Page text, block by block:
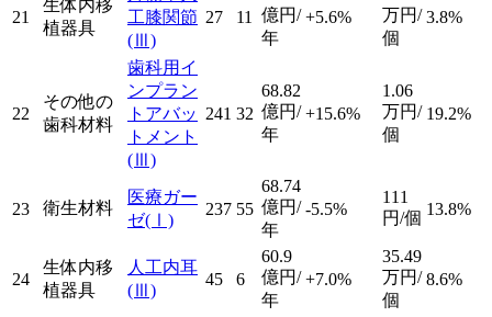
21
生体内移
植器具
工膝関節
(Ⅲ)
27 11
億円/
年
+5.6%
万円/
個
3.8%
22
その他の
歯科材料
歯科用イ
ンプラン
トアバッ
トメント
(Ⅲ)
241 32
68.82
億円/
年
+15.6%
1.06
万円/
個
19.2%
23 衛生材料
医療ガー
ゼ(Ⅰ)
237 55
68.74
億円/
年
-5.5%
111
円/個 13.8%
24
生体内移
植器具
人工内耳
(Ⅲ)
45 6
60.9
億円/
年
+7.0%
35.49
万円/
個
8.6%